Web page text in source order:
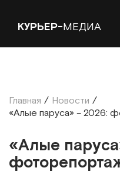
КУРЬЕР-МЕДИА
Главная / Новости /
«Алые паруса» – 2026:
«Алые